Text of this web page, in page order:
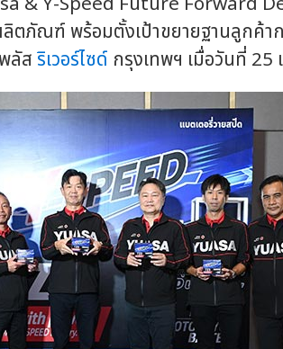
ตภัณฑ์ พร้อมตั้งเป้าขยายฐานลูกค้า
ลัสริเวอร์ไซด์ กรุงเทพฯ เมื่อวันที่ 25